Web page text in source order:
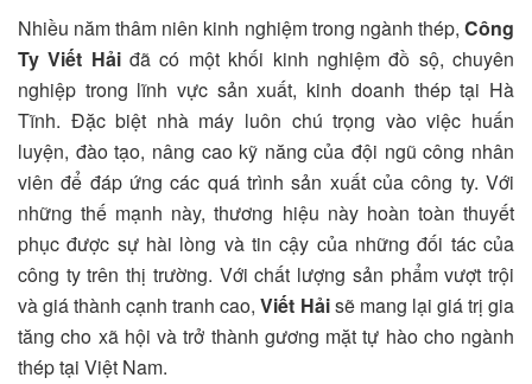
Nhiều năm thâm niên kinh nghiệm trong ngành thép, Công
Ty Viết Hảiđã có một khối kinh nghiệm đồ sộ, chuyên
nghiệp trong lĩnh vực sản xuất, kinh doanh thép tại Hà
Tĩnh. Đặc biệt nhà máy luôn chú trọng vào việc huấn
luyện, đào tạo, nâng cao kỹ năng của đội ngũ công nhân
viên để đáp ứng các quá trình sản xuất của công ty. Với
những thế mạnh này, thương hiệu này hoàn toàn thuyết
phục được sự hài lòng và tin cậy của những đối tác của
công ty trên thị trường. Với chất lượng sản phẩm vượt trội
và giá thành cạnh tranh cao,Viết Hảisẽ mang lại giá trị gia
tăng cho xã hội và trở thành gương mặt tự hào cho ngành
thép tại Việt Nam.